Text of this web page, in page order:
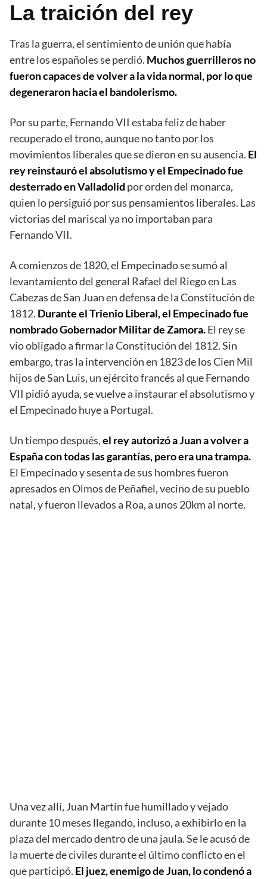
La traición del rey
Tras la guerra, el sentimiento de unión que había
entre los españoles se perdió. Muchos guerrilleros no
fueron capaces de volver a la vida normal, por lo que
degeneraron hacia el bandolerismo.
Por su parte, Fernando VII estaba feliz de haber
recuperado el trono, aunque no tanto por los
movimientos liberales que se dieron en su ausencia. El
rey reinstauró el absolutismo y el Empecinado fue
desterrado en Valladolid por orden del monarca,
quien lo persiguió por sus pensamientos liberales. Las
victorias del mariscal ya no importaban para
Fernando VII.
A comienzos de 1820, el Empecinado se sumó al
levantamiento del general Rafael del Riego en Las
Cabezas de San Juan en defensa de la Constitución de
1812. Durante el Trienio Liberal, el Empecinado fue
nombrado Gobernador Militar de Zamora.El rey se
vio obligado a firmar la Constitución del 1812. Sin
embargo, tras la intervención en 1823 de los Cien Mil
hijos de San Luis, un ejército francés al que Fernando
VII pidió ayuda, se vuelve a instaurar el absolutismo y
el Empecinado huye a Portugal.
Un tiempo después,el rey autorizó a Juan a volver a
España con todas las garantías, pero era una trampa.
El Empecinado y sesenta de sus hombres fueron
apresados en Olmos de Peñafiel, vecino de su pueblo
natal, y fueron llevados a Roa, a unos 20km al norte.
Una vez allí, Juan Martín fue humillado y vejado
durante 10 meses llegando, incluso, a exhibirlo en la
plaza del mercado dentro de una jaula. Se le acusó de
la muerte de civiles durante el último conflicto en el
que participó. El juez, enemigo de Juan, lo condenó a